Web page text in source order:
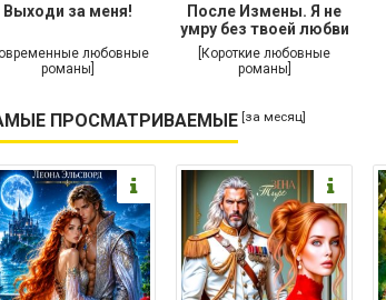
Выходи за меня!
любовные
романы]
После Измены. Я не
умру без твоей любви
[Короткие любовные
романы]
ПРОСМАТРИВАЕМЫЕ [за месяц]